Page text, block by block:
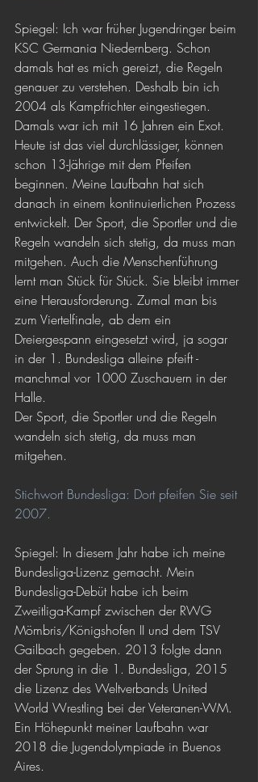
Spiegel: Ich war früher Jugendringer beim
KSC Germania Niedernberg. Schon
damals hat es mich gereizt, die Regeln
genauer zu verstehen. Deshalb bin ich
2004 als Kampfrichter eingestiegen.
Damals war ich mit 16 Jahren ein Exot.
Heute ist das viel durchlässiger, können
schon 13-Jährige mit dem Pfeifen
beginnen. Meine Laufbahn hat sich
danach in einem kontinuierlichen Prozess
entwickelt. Der Sport, die Sportler und die
Regeln wandeln sich stetig, da muss man
mitgehen. Auch die Menschenführung
lernt man Stück für Stück. Sie bleibt immer
eine Herausforderung. Zumal man bis
zum Viertelfinale, ab dem ein
Dreiergespann eingesetzt wird, ja sogar
in der 1. Bundesliga alleine pfeift -
manchmal vor 1000 Zuschauern in der
Halle.
Der Sport, die Sportler und die Regeln
wandeln sich stetig, da muss man
mitgehen.
Stichwort Bundesliga: Dort pfeifen Sie seit
2007.
Spiegel: In diesem Jahr habe ich meine
Bundesliga-Lizenz gemacht. Mein
Bundesliga-Debüt habe ich beim
Zweitliga-Kampf zwischen der RWG
Mömbris/Königshofen II und dem TSV
Gailbach gegeben. 2013 folgte dann
der Sprung in die 1. Bundesliga, 2015
die Lizenz des Weltverbands United
World Wrestling bei der Veteranen-WM.
Ein Höhepunkt meiner Laufbahn war
2018 die Jugendolympiade in Buenos
Aires.